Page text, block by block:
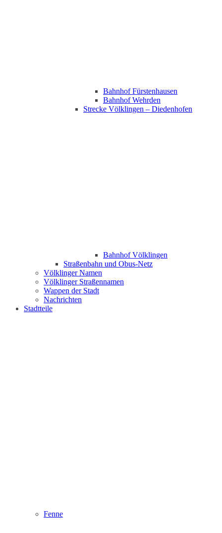
Bahnhof Fürstenhausen
Bahnhof Wehrden
Strecke Völklingen – Diedenhofen
Bahnhof Völklingen
Straßenbahn und Obus-Netz
Völklinger Namen
Völklinger Straßennamen
Wappen der Stadt
Nachrichten
Stadtteile
Fenne